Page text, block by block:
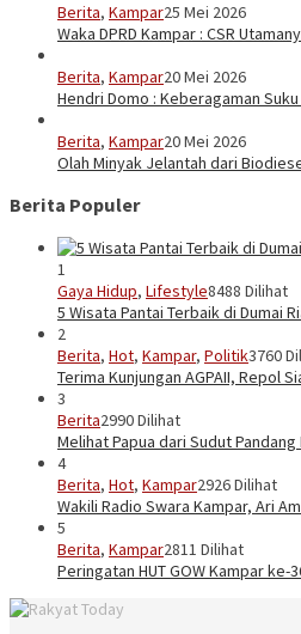
Berita, Kampar25 Mei 2026
Waka DPRD Kampar : CSR
Berita, Kampar20 Mei 2026
Hendri Domo : Keberagaman
Berita, Kampar20 Mei 2026
Olah Minyak Jelantah dari
Berita Populer
1
Gaya Hidup, Lifestyle8488 Dilihat
5 Wisata Pantai Terbaik di Dumai
2
Berita, Hot, Kampar, Politik3760
Terima Kunjungan AGPAII, Repol
3
Berita2990 Dilihat
Melihat Papua dari Sudut
4
Berita, Hot, Kampar2926 Dilihat
Wakili Radio Swara Kampar, Ari
5
Berita, Kampar2811 Dilihat
Peringatan HUT GOW Kampar ke-